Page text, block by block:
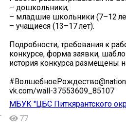
– дошкольники;
– младшие школьники (7–12
– учащиеся (13–17 лет).
Подробности, требования к
конкурсе, форма заявки,
история конкурса размещены
vk.com/wall-37553609_85107
МБУК "ЦБС Питкярантского
77